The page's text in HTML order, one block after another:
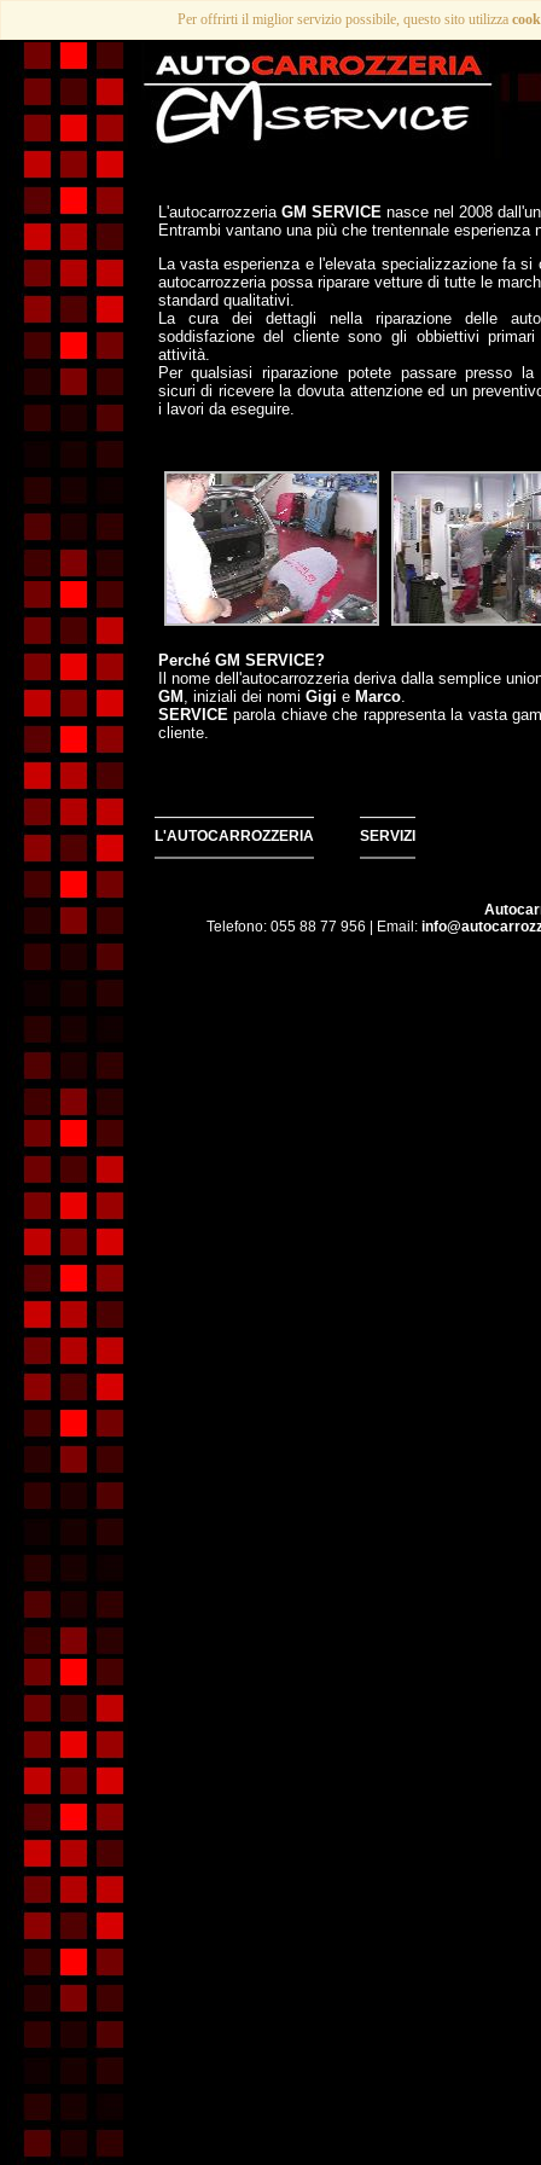
Per offrirti il miglior servizio possibile, questo sito utilizza
L'autocarrozzeria GM SERVICEnasce nel 2008
Entrambi vantano una più che trentennale
La vasta esperienza e l'elevata specializzazione fa si
autocarrozzeria possa riparare vetture di tutte le
standard qualitativi.
La cura dei dettagli nella riparazione delle
soddisfazione del cliente sono gli obbiettivi
attività.
Per qualsiasi riparazione potete passare presso
sicuri di ricevere la dovuta attenzione ed un
i lavori da eseguire.
Perché GM SERVICE?
Il nome dell'autocarrozzeria deriva dalla semplice
GM , iniziali dei nomi Gigi e Marco.
SERVICEparola chiave che rappresenta la vasta
cliente.
L'AUTOCARROZZERIA SERVIZI
Telefono: 055 88 77 956 | Email: